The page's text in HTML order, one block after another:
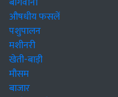
औषधीय फसलें
पशुपालन
मशीनरी
खेती-बाड़ी
मौसम
बाजार